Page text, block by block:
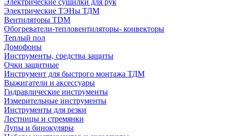
Электрические сушилки для рук
Электрические ТЭНы ТДМ
Вентиляторы TDM
Обогреватели-тепловентиляторы- конвекторы
Теплый пол
Домофоны
Инструменты, средства защиты
Очки защитные
Инструмент для быстрого монтажа ТДМ
Выжигатели и аксессуары
Гидравлические инструменты
Измерительные инструменты
Инструменты для резки
Лестницы и стремянки
Лупы и бинокуляры